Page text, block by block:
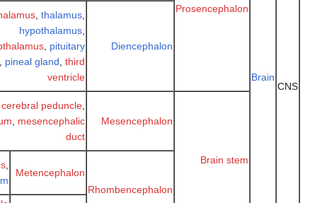
Prosencephalon
Diencephalon
Epithalamus,
hypothalamus
subthalamus
pituitary
gland,pineal gland
Brain stem
Mesencephalon
Tectum ,cerebral peduncle
pretectum,mesencephalic
Rhombencephalon
Metencephalon
cerebellum